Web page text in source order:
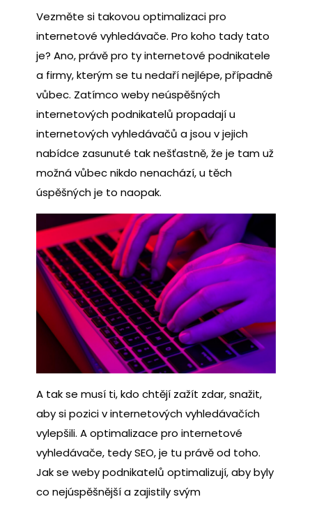
Vezměte si takovou optimalizaci pro
internetové vyhledávače. Pro koho tady tato
je? Ano, právě pro ty internetové podnikatele
a firmy, kterým se tu nedaří nejlépe, případně
vůbec. Zatímco weby neúspěšných
internetových podnikatelů propadají u
internetových vyhledávačů a jsou v jejich
nabídce zasunuté tak nešťastně, že je tam už
možná vůbec nikdo nenachází, u těch
úspěšných je to naopak.
A tak se musí ti, kdo chtějí zažít zdar, snažit,
aby si pozici v internetových vyhledávačích
vylepšili. A optimalizace pro internetové
vyhledávače, tedy SEO, je tu právě od toho.
Jak se weby podnikatelů optimalizují, aby byly
co nejúspěšnější a zajistily svým